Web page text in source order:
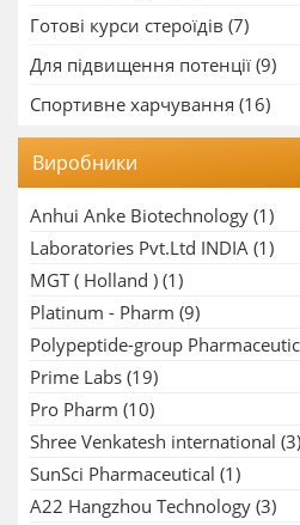
Готові курси стероїдів (7)
Для підвищення потенції (9)
Спортивне харчування (16)
Виробники
Anhui Anke Biotechnology (1)
Laboratories Pvt.Ltd INDIA (1)
MGT ( Holland ) (1)
Platinum - Pharm (9)
Polypeptide-group
Prime Labs (19)
Pro Pharm (10)
Shree Venkatesh international (3)
SunSci Pharmaceutical (1)
A22 Hangzhou Technology (3)